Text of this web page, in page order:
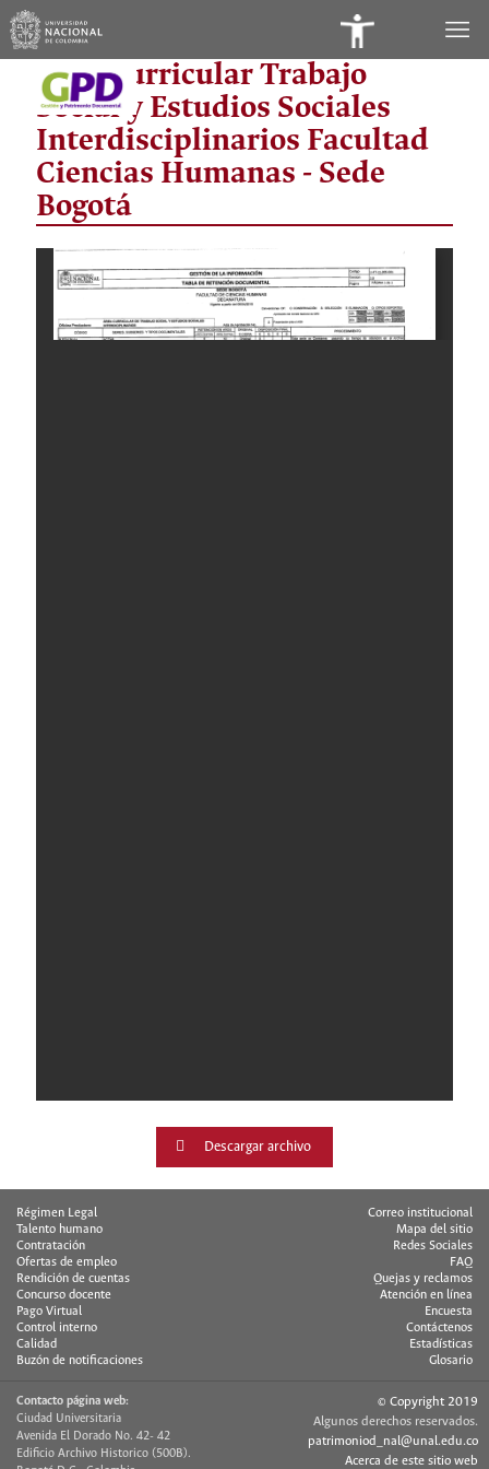
Accesibilidad
Área Curricular Trabajo
Social y Estudios Sociales
Interdisciplinarios Facultad
Ciencias Humanas - Sede
Bogotá
Descargar archivo
Régimen Legal
Talento humano
Contratación
Ofertas de empleo
Rendición de cuentas
Concurso docente
Pago Virtual
Control interno
Calidad
Buzón de notificaciones
Correo institucional
Mapa del sitio
Redes Sociales
FAQ
Quejas y reclamos
Atención en línea
Encuesta
Contáctenos
Estadísticas
Glosario
Contacto página web:
Ciudad Universitaria
Avenida El Dorado No. 42- 42
Edificio Archivo Historico (500B).
© Copyright 2019
Algunos derechos reservados.
patrimoniod_nal@unal.edu.co
Acerca de este sitio web